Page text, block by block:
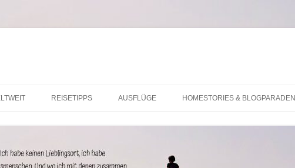
REISETIPPS AUSFLÜGE HOMESTORIES & BLOGPARADEN